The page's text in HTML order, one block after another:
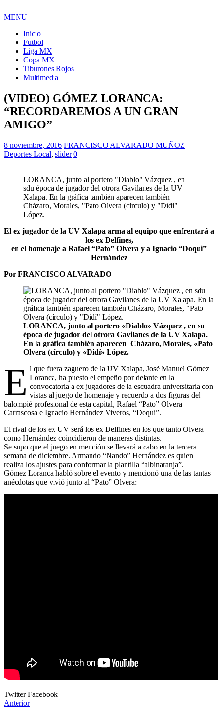
MENU
Inicio
Futbol
Liga MX
Copa MX
Tiburones Rojos
Multimedia
(VIDEO) GÓMEZ LORANCA:
“RECORDAREMOS A UN GRAN
AMIGO”
8 noviembre, 2016 FRANCISCO ALVARADO MUÑOZ
Deportes Local, slider 0
LORANCA, junto al portero "Diablo" Vázquez , en
sdu época de jugador del otrora Gavilanes de la UV
Xalapa. En la gráfica también aparecen también
Cházaro, Morales, "Pato Olvera (círculo) y "Didí"
López.
El ex jugador de la UV Xalapa arma al equipo que enfrentará a
los ex Delfines,
en el homenaje a Rafael “Pato” Olvera y a Ignacio “Doqui”
Hernández
Por FRANCISCO ALVARADO
LORANCA, junto al portero «Diablo» Vázquez , en su
época de jugador del otrora Gavilanes de la UV Xalapa.
En la gráfica también aparecen Cházaro, Morales, «Pato
Olvera (círculo) y «Didí» López.
E l que fuera zaguero de la UV Xalapa, José Manuel Gómez
Loranca, ha puesto el empeño por delante en la
convocatoria a ex jugadores de la escuadra universitaria con
vistas al juego de homenaje y recuerdo a dos figuras del
balompié profesional de esta capital, Rafael “Pato” Olvera
Carrascosa e Ignacio Hernández Viveros, “Doqui”.
El rival de los ex UV será los ex Delfines en los que tanto Olvera
como Hernández coincidieron de maneras distintas.
Se supo que el juego en mención se llevará a cabo en la tercera
semana de diciembre. Armando “Nando” Hernández es quien
realiza los ajustes para conformar la plantilla “albinaranja”.
Gómez Loranca habló sobre el evento y mencionó una de las tantas
anécdotas que vivió junto al “Pato” Olvera:
TwitterFacebook
Anterior